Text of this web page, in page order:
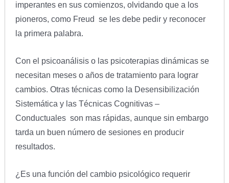
imperantes en sus comienzos, olvidando que a los
pioneros, como Freud se les debe pedir y reconocer
la primera palabra.
Con el psicoanálisis o las psicoterapias dinámicas se
necesitan meses o años de tratamiento para lograr
cambios. Otras técnicas como la Desensibilización
Sistemática y las Técnicas Cognitivas –
Conductuales son mas rápidas, aunque sin embargo
tarda un buen número de sesiones en producir
resultados.
¿Es una función del cambio psicológico requerir